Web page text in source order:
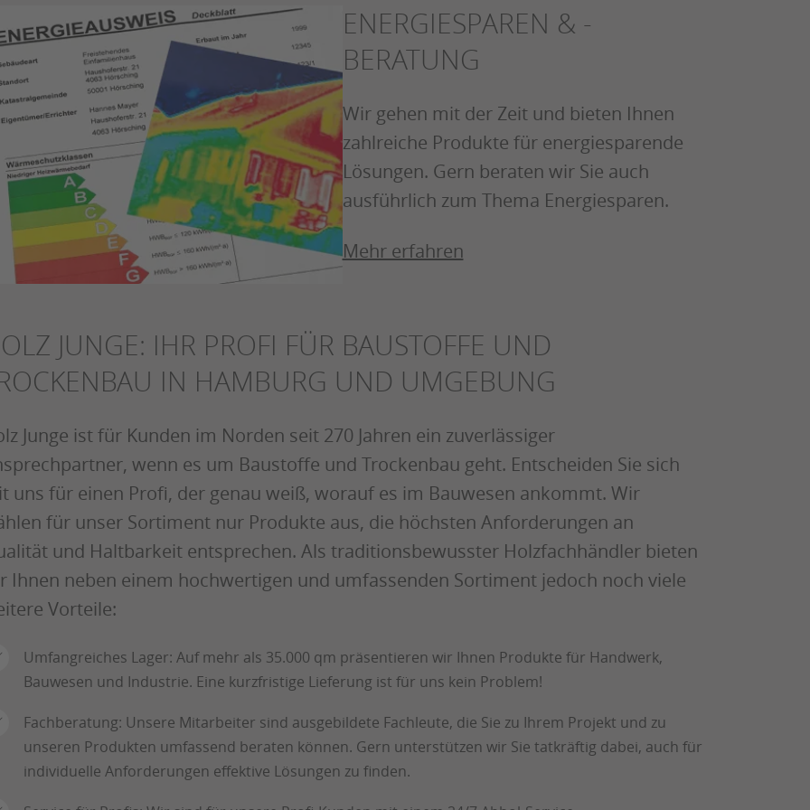
ENERGIESPAREN & -
BERATUNG
Wir gehen mit der Zeit und bieten Ihnen
zahlreiche Produkte für energiesparende
Lösungen. Gern beraten wir Sie auch
ausführlich zum Thema Energiesparen.
Mehr erfahren
JUNGE: IHR PROFI FÜR BAUSTOFFE UND
IN HAMBURG UND UMGEBUNG
Junge ist für Kunden im Norden seit 270 Jahren ein zuverlässiger
wenn es um Baustoffe und Trockenbau geht. Entscheiden Sie sich
uns für einen Profi, der genau weiß, worauf es im Bauwesen ankommt. Wir
für unser Sortiment nur Produkte aus, die höchsten Anforderungen an
und Haltbarkeit entsprechen. Als traditionsbewusster Holzfachhändler bieten
Ihnen neben einem hochwertigen und umfassenden Sortiment jedoch noch viele
Vorteile:
Umfangreiches Lager: Auf mehr als 35.000 qm präsentieren wir Ihnen Produkte für Handwerk,
Bauwesen und Industrie. Eine kurzfristige Lieferung ist für uns kein Problem!
Fachberatung: Unsere Mitarbeiter sind ausgebildete Fachleute, die Sie zu Ihrem Projekt und zu
unseren Produkten umfassend beraten können. Gern unterstützen wir Sie tatkräftig dabei, auch für
individuelle Anforderungen effektive Lösungen zu finden.